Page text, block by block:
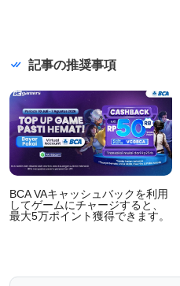
記事の推奨事項
BCA VAキャッシュバックを利用
してゲームにチャージすると、
最大5万ポイント獲得できます。